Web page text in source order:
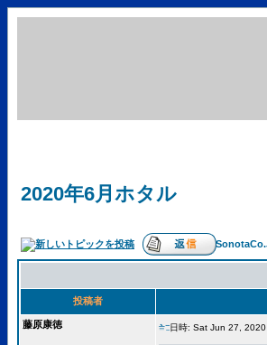
2020年6月ホタル
投稿者
藤原康徳 日時: Sat Jun 27,